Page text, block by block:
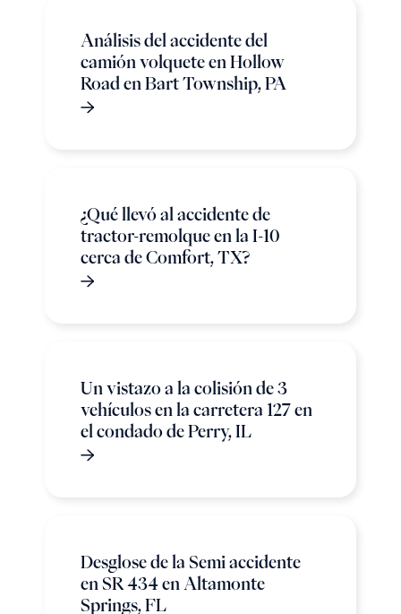
Análisis del accidente del
camión volquete en Hollow
Road en Bart Township, PA
¿Qué llevó al accidente de
tractor-remolque en la I-10
cerca de Comfort, TX?
Un vistazo a la colisión de 3
vehículos en la carretera 127 en
el condado de Perry, IL
Desglose de la Semi accidente
en SR 434 en Altamonte
Springs, FL